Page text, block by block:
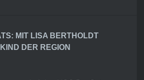
MIT LISA BERTHOLDT
DER REGION